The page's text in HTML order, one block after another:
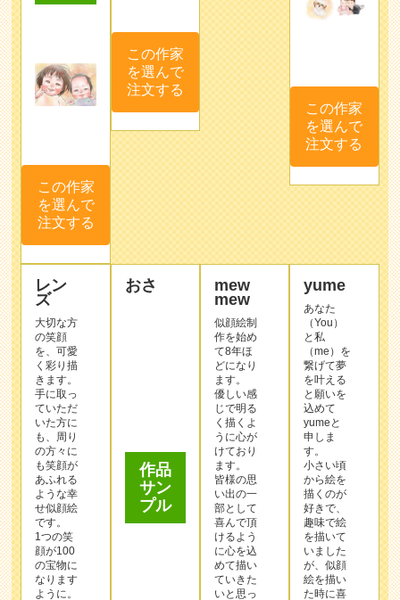
を選んで
注文する
この作家
を選んで
注文する
この作家
を選んで
注文する
レン
大切な方
を、可愛
く彩り描
きます。
手に取っ
ていただ
いた方に
も、周り
の方々に
も笑顔が
あふれる
ような幸
せ似顔絵
です。
1つの笑
顔が100
の宝物に
なります
ように。
おさ
プル
mew
似顔絵制
て8年ほ
どになり
ます。
優しい感
じで明る
く描くよ
うに心が
けており
ます。
皆様の思
い出の一
部として
喜んで頂
けるよう
に心を込
めて描い
ていきた
いと思っ
ておりま
す。
yume
あなた
（You）
と私
（me）を
繋げて夢
を叶える
と願いを
込めて
yumeと
申しま
す。
小さい頃
から絵を
描くのが
好きで、
趣味で絵
を描いて
いました
が、似顔
絵を描い
た時に喜
ばれた経
験から、